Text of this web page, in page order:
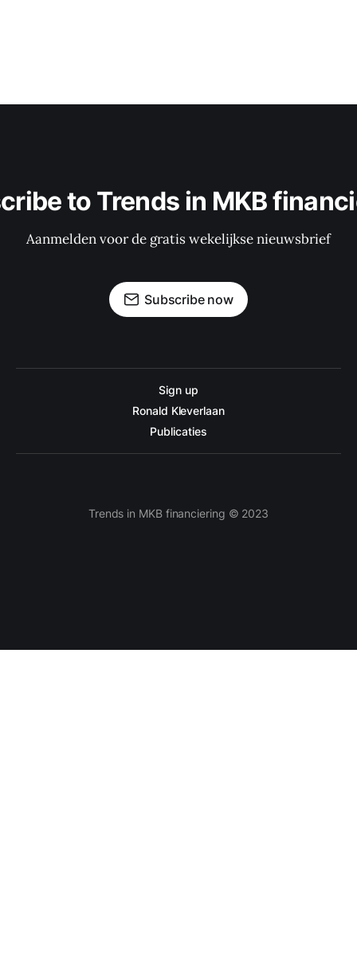
to Trends in MKB
Aanmelden voor de gratis wekelijkse nieuwsbrief
Subscribe now
Sign up
Ronald Kleverlaan
Publicaties
Trends in MKB financiering © 2023